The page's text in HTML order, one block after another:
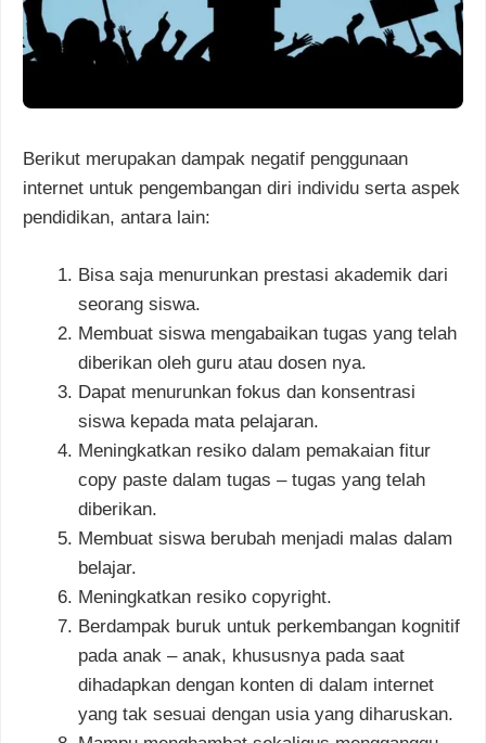
Berikut merupakan dampak negatif penggunaan
internet untuk pengembangan diri individu serta aspek
pendidikan, antara lain:
Bisa saja menurunkan prestasi akademik dari
seorang siswa.
Membuat siswa mengabaikan tugas yang telah
diberikan oleh guru atau dosen nya.
Dapat menurunkan fokus dan konsentrasi
siswa kepada mata pelajaran.
Meningkatkan resiko dalam pemakaian fitur
copy paste dalam tugas – tugas yang telah
diberikan.
Membuat siswa berubah menjadi malas dalam
belajar.
Meningkatkan resiko copyright.
Berdampak buruk untuk perkembangan kognitif
pada anak – anak, khususnya pada saat
dihadapkan dengan konten di dalam internet
yang tak sesuai dengan usia yang diharuskan.